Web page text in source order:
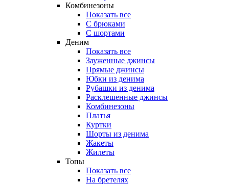
Комбинезоны
Показать все
С брюками
С шортами
Деним
Показать все
Зауженные джинсы
Прямые джинсы
Юбки из денима
Рубашки из денима
Расклешенные джинсы
Комбинезоны
Платья
Куртки
Шорты из денима
Жакеты
Жилеты
Топы
Показать все
На бретелях